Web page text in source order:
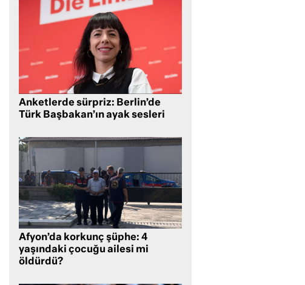
Anketlerde sürpriz: Berlin’de
Türk Başbakan’ın ayak sesleri
Afyon’da korkunç şüphe: 4
yaşındaki çocuğu ailesi mi
öldürdü?